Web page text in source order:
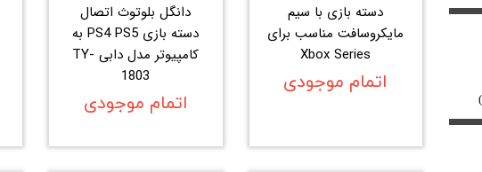
دسته بازی با سیم
مایکروسافت مناسب برای
Xbox Series
اتمام موجودی
دانگل بلوتوث اتصال
دسته بازی PS4 PS5 به
کامپیوتر مدل دابی TY-
1803
اتمام موجودی